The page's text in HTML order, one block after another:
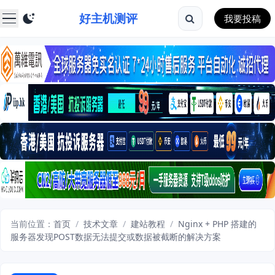
好主机测评 我要投稿
当前位置： 首页 / 技术文章 / 建站教程 / Nginx + PHP 搭建的
服务器发现POST数据无法提交或数据被截断的解决方案